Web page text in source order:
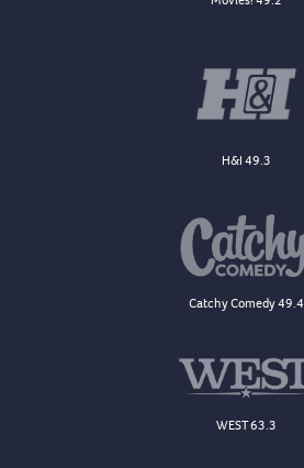
H&I 49.3
Catchy Comedy 49.4
WEST 63.3